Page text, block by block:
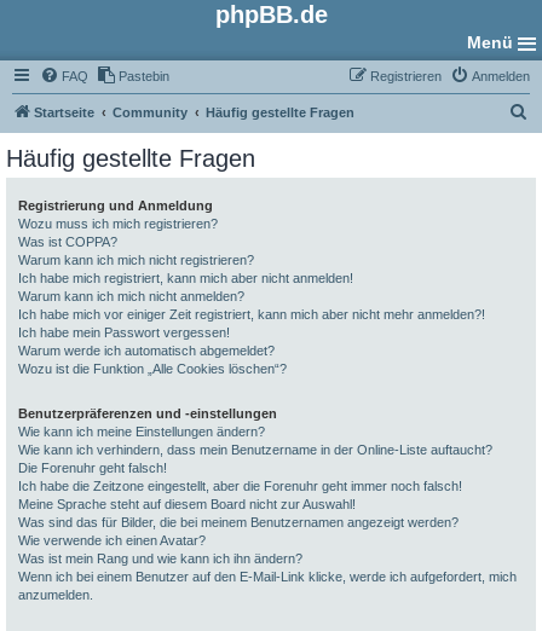
phpBB.de
Menü
FAQ Pastebin Anmelden
Registrieren
Startseite Community Häufig gestellte Fragen
Häufig gestellte Fragen
Registrierung und Anmeldung
Wozu muss ich mich registrieren?
Was ist COPPA?
Warum kann ich mich nicht registrieren?
Ich habe mich registriert, kann mich aber nicht anmelden!
Warum kann ich mich nicht anmelden?
Ich habe mich vor einiger Zeit registriert, kann mich aber nicht mehr anmelden?!
Ich habe mein Passwort vergessen!
Warum werde ich automatisch abgemeldet?
Wozu ist die Funktion „Alle Cookies löschen“?
Benutzerpräferenzen und -einstellungen
Wie kann ich meine Einstellungen ändern?
Wie kann ich verhindern, dass mein Benutzername in der Online-Liste auftaucht?
Die Forenuhr geht falsch!
Ich habe die Zeitzone eingestellt, aber die Forenuhr geht immer noch falsch!
Meine Sprache steht auf diesem Board nicht zur Auswahl!
Was sind das für Bilder, die bei meinem Benutzernamen angezeigt werden?
Wie verwende ich einen Avatar?
Was ist mein Rang und wie kann ich ihn ändern?
Wenn ich bei einem Benutzer auf den E-Mail-Link klicke, werde ich aufgefordert, mich
anzumelden.